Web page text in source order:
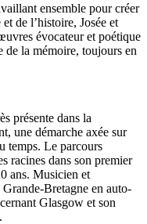
ensemble pour créer
de l’histoire, Josée et
évocateur et poétique
de la mémoire, toujours en
présente dans la
une démarche axée sur
temps. Le parcours
racines dans son premier
ans. Musicien et
Bretagne en auto-
Glasgow et son